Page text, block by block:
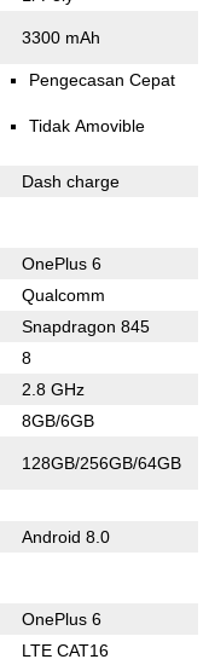
3300 mAh
Pengecasan Cepat
Tidak Amovible
Dash charge
OnePlus 6
Qualcomm
Snapdragon 845
8
2.8 GHz
8GB/6GB
128GB/256GB/64GB
Android 8.0
OnePlus 6
LTE CAT16